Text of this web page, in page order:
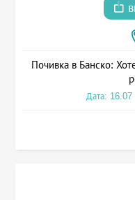
Почивка в Банско:
Дата: